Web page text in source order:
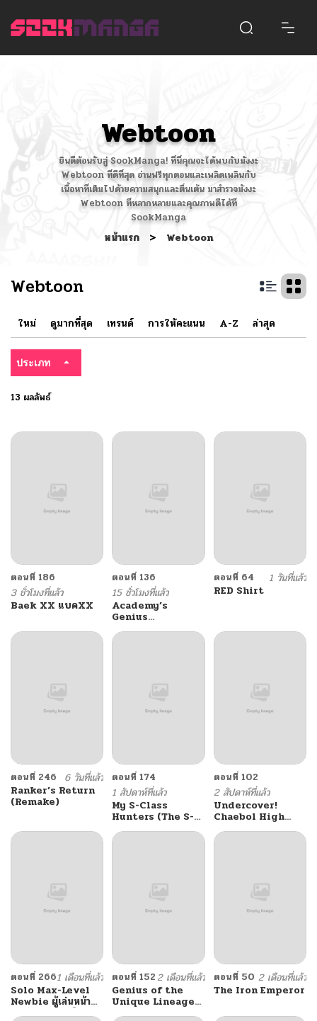
Webtoon
ยินดีต้อนรับสู่ SookManga! ที่นี่คุณจะได้พบกับมังงะ
Webtoon ที่ดีที่สุด อ่านฟรีทุกตอนและเพลิดเพลินกับ
เนื้อหาที่เต็มไปด้วยความสนุกและตื่นเต้น มาสำรวจมังงะ
Webtoon ที่หลากหลายและคุณภาพดีได้ที่
SookManga
หน้าแรก > Webtoon
Webtoon
ใหม่ ดูมากที่สุด เทรนด์ การให้คะแนน A-Z ล่าสุด
ประเภท
13 ผลลัพธ์
ตอนที่ 186
3 ชั่วโมงที่แล้ว
Baek XX แบคXX
ตอนที่ 136
15 ชั่วโมงที่แล้ว
Academy’s
Genius
Swordmaster นัก
ดาบอัจฉริยะจากอะคา
ตอนที่ 64
1 วันที่แล้ว
RED Shirt
ตอนที่ 246
6 วันที่แล้ว
Ranker’s Return
(Remake)
ตอนที่ 174
1 สัปดาห์ที่แล้ว
My S-Class
Hunters (The S-
Classes That I
Raised)
ตอนที่ 102
2 สัปดาห์ที่แล้ว
Undercover!
Chaebol High
School
ตอนที่ 2661 เดือนที่แล้ว
Solo Max-Level
Newbie ผู้เล่นหน้า
ใหม่เลเวลแมกซ์
ตอนที่ 1522 เดือนที่แล้ว
Genius of the
Unique Lineage
อัจฉริยะนอกคอก
ตอนที่ 50 2 เดือนที่แล้ว
The Iron Emperor